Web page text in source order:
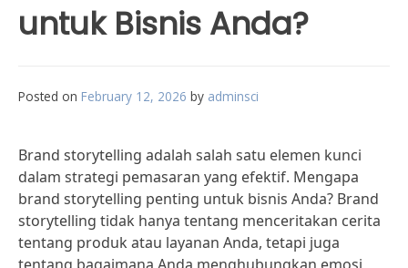
untuk Bisnis Anda?
Posted on February 12, 2026 by adminsci
Brand storytelling adalah salah satu elemen kunci
dalam strategi pemasaran yang efektif. Mengapa
brand storytelling penting untuk bisnis Anda? Brand
storytelling tidak hanya tentang menceritakan cerita
tentang produk atau layanan Anda, tetapi juga